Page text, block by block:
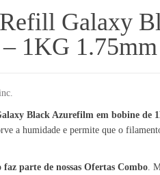
Galaxy
1KG 1.75mm
Black Azurefilm em bobine de
a humidade e permite que o
parte de nossas Ofertas Combo.